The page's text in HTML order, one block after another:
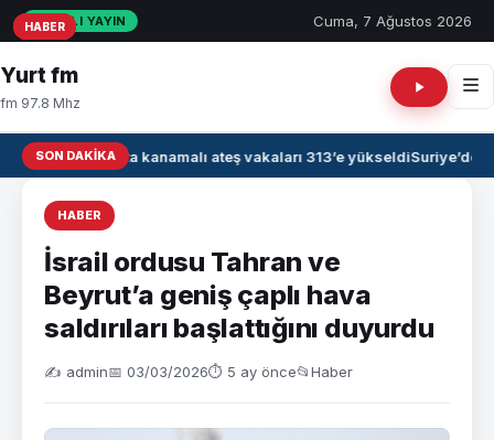
CANLI YAYIN Cuma, 7 Ağustos 2026
Yurt fm
fm 97.8 Mhz
SON DAKIKAIrak’ta kanamalı ateş vakaları 313’e yükseldiSuriye’de
HABER
İsrail ordusu Tahran ve
Beyrut’a geniş çaplı hava
saldırıları başlattığını duyurdu
✍️ admin📅 03/03/2026⏱ 5 ay önce📂Haber
HABER
HABER
HABER